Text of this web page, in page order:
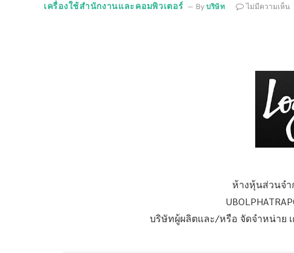
เครื่องใช้สำนักงานและคอมพิวเตอร์ By บริษัท ไม่มีความเห็น
ห้างหุ้นส่วนจ
บริษัทผู้ผลิตและ/หรือ จัดจำหน่าย